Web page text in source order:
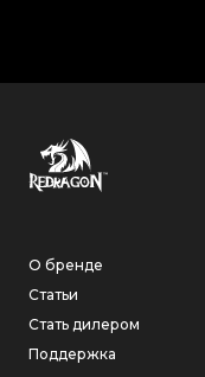
О бренде
Статьи
Стать дилером
Поддержка